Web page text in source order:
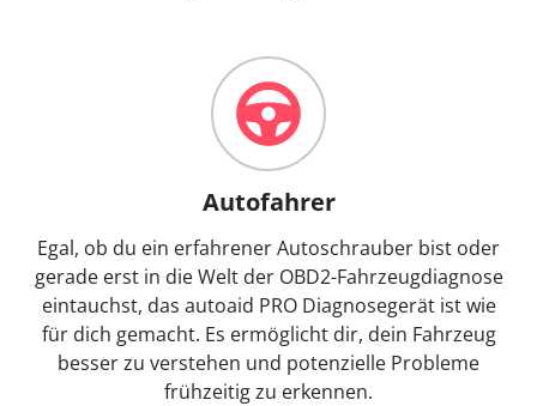
Autofahrer
Egal, ob du ein erfahrener Autoschrauber bist oder
gerade erst in die Welt der OBD2-Fahrzeugdiagnose
eintauchst, das autoaid PRO Diagnosegerät ist wie
für dich gemacht. Es ermöglicht dir, dein Fahrzeug
besser zu verstehen und potenzielle Probleme
frühzeitig zu erkennen.